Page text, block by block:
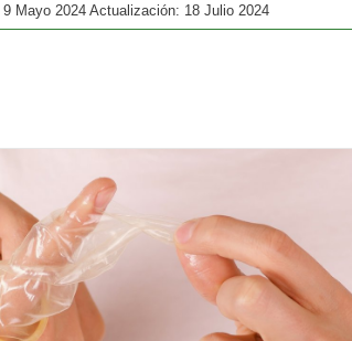
Mayo 2024 Actualización: 18 Julio 2024